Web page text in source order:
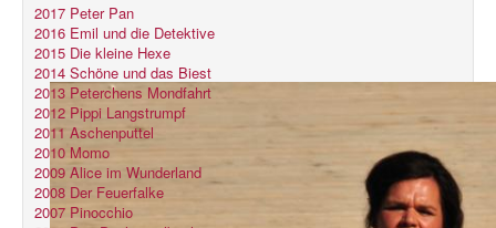
2017 Peter Pan
2016 Emil und die Detektive
2015 Die kleine Hexe
2014 Schöne und das Biest
2013 Peterchens Mondfahrt
2012 Pippi Langstrumpf
2011 Aschenputtel
2010 Momo
2009 Alice im Wunderland
2008 Der Feuerfalke
2007 Pinocchio